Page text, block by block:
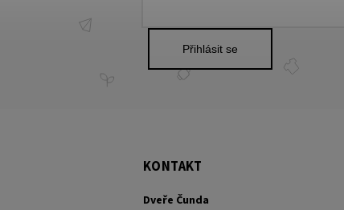
Přihlásit se
KONTAKT
Dveře Čunda